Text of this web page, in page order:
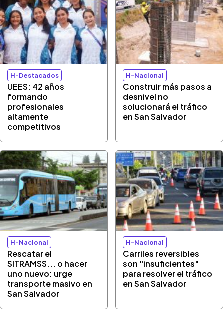
H-Destacados
UEES: 42 años
formando
profesionales
altamente
competitivos
H-Nacional
Construir más pasos a
desnivel no
solucionará el tráfico
en San Salvador
H-Nacional
Rescatar el
SITRAMSS... o hacer
uno nuevo: urge
transporte masivo en
San Salvador
H-Nacional
Carriles reversibles
son "insuficientes"
para resolver el tráfico
en San Salvador